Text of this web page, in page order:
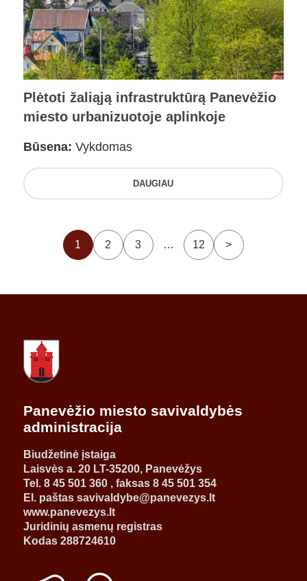
Plėtoti žaliąją infrastruktūrą Panevėžio
miesto urbanizuotoje aplinkoje
Būsena: Vykdomas
DAUGIAU
1 2 3 … 12 >
Panevėžio miesto savivaldybės
administracija
Biudžetinė įstaiga
Laisvės a. 20 LT-35200, Panevėžys
Tel. 8 45 501 360 , faksas 8 45 501 354
El. paštas savivaldybe@panevezys.lt
www.panevezys.lt
Juridinių asmenų registras
Kodas 288724610